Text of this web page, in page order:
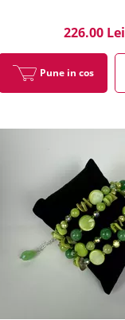
226.00 Lei
Pune in cos